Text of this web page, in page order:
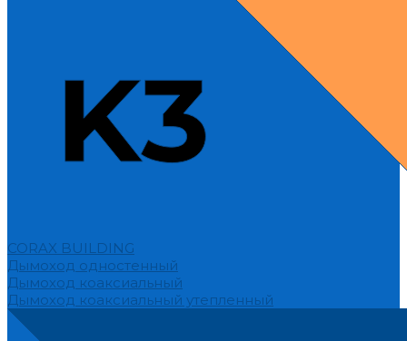
CORAX BUILDING
Дымоход одностенный
Дымоход коаксиальный
Дымоход коаксиальный утепленный